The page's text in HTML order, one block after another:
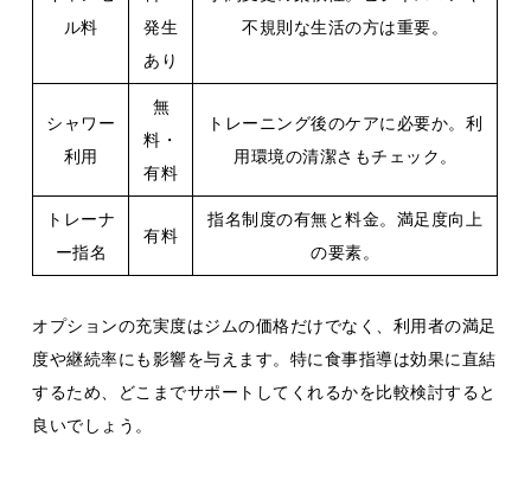
ル料
発生
あり
不規則な生活の方は重要。
シャワー
利用
無
料・
有料
トレーニング後のケアに必要か。利
用環境の清潔さもチェック。
トレーナ
ー指名
有料
指名制度の有無と料金。満足度向上
の要素。
オプションの充実度はジムの価格だけでなく、利用者の満足
度や継続率にも影響を与えます。特に食事指導は効果に直結
するため、どこまでサポートしてくれるかを比較検討すると
良いでしょう。